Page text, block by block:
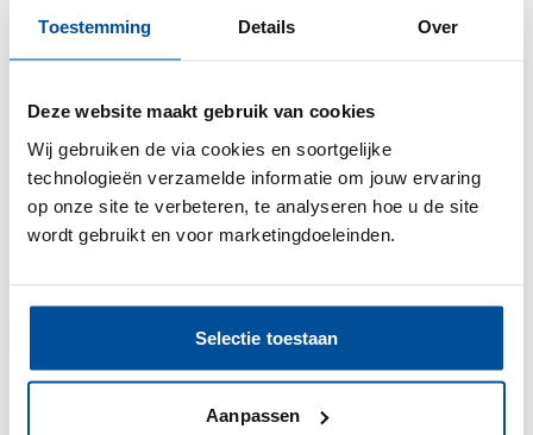
Toestemming Details Over
Deze website maakt gebruik van cookies
Wij gebruiken de via cookies en soortgelijke
technologieën verzamelde informatie om jouw ervaring
op onze site te verbeteren, te analyseren hoe u de site
wordt gebruikt en voor marketingdoeleinden.
Selectie toestaan
Aanpassen
übertragene Unternehmen fallen. Der Käufer oder
Übernehmer muss die Vereinbarungen in dieser
Rechtliches Ersuchen und Verhinderung von
Schaden
Wir sind berechtigt, auf Ihre Daten zuzugreifen, sie
aufzubewahren und/oder weiterzugeben, wenn wir von
eines Durchsuchungsbefehls, eines
Gerichtsbeschlusses oder einer Vorladung). Wir sind
auch berechtigt, Ihre Daten aufzubewahren und/oder
weiterzugeben, wenn wir der Meinung sind, dass dies